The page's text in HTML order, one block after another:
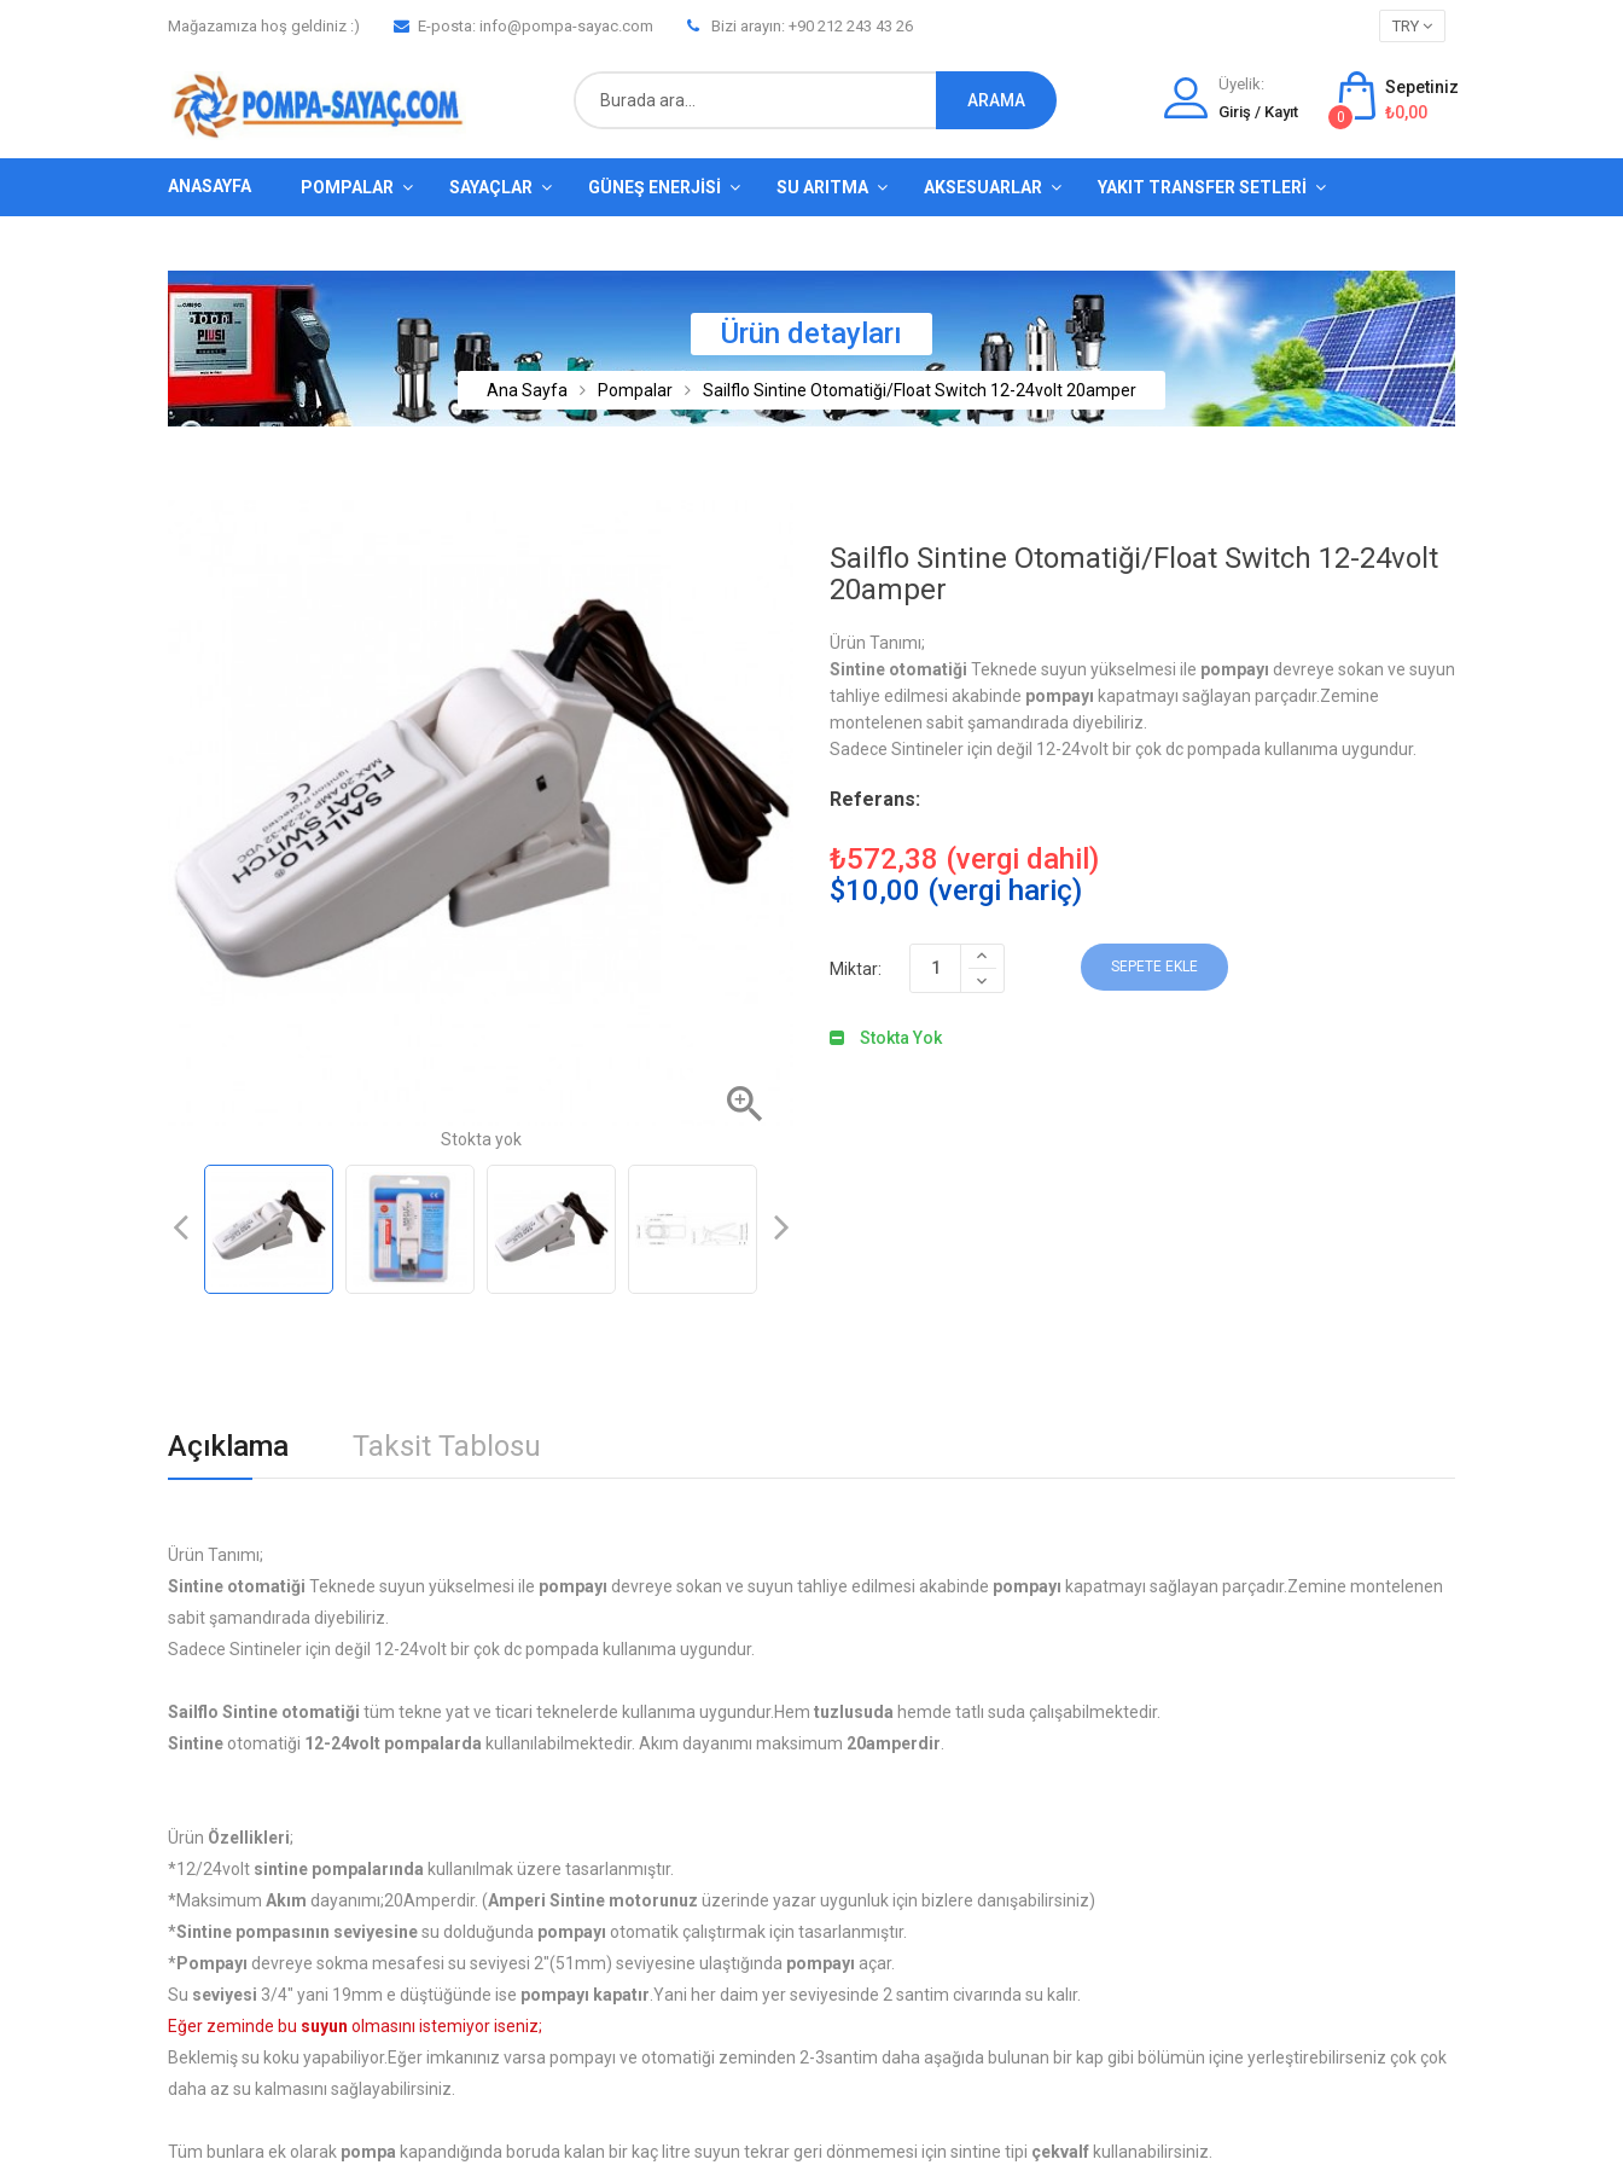
Mağazamıza hoş geldiniz :) E-posta: info@pompa-sayac.com Bizi arayın: +90 212 243 43 26 TRY
ARAMA
Üyelik:
Giriş / Kayıt
Sepetiniz
0 ₺0,00
ANASAYFA POMPALAR SAYAÇLAR GÜNEŞ ENERJISI SU ARITMA AKSESUARLAR YAKIT TRANSFER SETLERI
Ürün detayları
Ana Sayfa Pompalar Sailflo Sintine Otomatiği/Float Switch 12-24volt 20amper

Stokta yok
Sailflo Sintine Otomatiği/Float Switch 12-24volt
20amper
Ürün Tanımı;
Sintine otomatiği Teknede suyun yükselmesi ile pompayı devreye sokan ve suyun
tahliye edilmesi akabinde pompayı kapatmayı sağlayan parçadır.Zemine
montelenen sabit şamandırada diyebiliriz.
Sadece Sintineler için değil 12-24volt bir çok dc pompada kullanıma uygundur.
Referans:
₺572,38 (vergi dahil)
$10,00 (vergi hariç)
Miktar: SEPETE EKLE
Stokta Yok
Açıklama Taksit Tablosu
Ürün Tanımı;
Sintine otomatiği Teknede suyun yükselmesi ile pompayı devreye sokan ve suyun tahliye edilmesi akabinde pompayı kapatmayı sağlayan parçadır.Zemine montelenen
sabit şamandırada diyebiliriz.
Sadece Sintineler için değil 12-24volt bir çok dc pompada kullanıma uygundur.
Sailflo Sintine otomatiği tüm tekne yat ve ticari teknelerde kullanıma uygundur.Hem tuzlusuda hemde tatlı suda çalışabilmektedir.
Sintine otomatiği 12-24volt pompalarda kullanılabilmektedir. Akım dayanımı maksimum 20amperdir
Ürün Özellikleri;
*12/24volt sintine pompalarında kullanılmak üzere tasarlanmıştır.
*Maksimum Akım dayanımı;20Amperdir. (Amperi Sintine motorunuz üzerinde yazar uygunluk için bizlere danışabilirsiniz)
*Sintine pompasının seviyesinesu dolduğunda pompayı otomatik çalıştırmak için tasarlanmıştır.
*Pompayı devreye sokma mesafesi su seviyesi 2"(51mm) seviyesine ulaştığında pompayı açar.
Su seviyesi 3/4" yani 19mm e düştüğünde ise pompayı kapatır .Yani her daim yer seviyesinde 2 santim civarında su kalır.
Eğer zeminde bu suyun olmasını istemiyor iseniz;
Beklemiş su koku yapabiliyor.Eğer imkanınız varsa pompayı ve otomatiği zeminden 2-3santim daha aşağıda bulunan bir kap gibi bölümün içine yerleştirebilirseniz çok çok
daha az su kalmasını sağlayabilirsiniz.
Tüm bunlara ek olarak pompa kapandığında boruda kalan bir kaç litre suyun tekrar geri dönmemesi için sintine tipi çekvalf kullanabilirsiniz.